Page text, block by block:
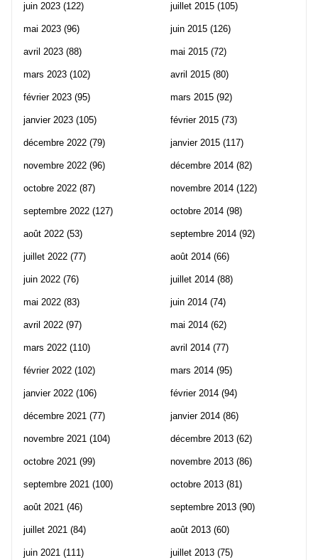
juin 2023 (122)
mai 2023 (96)
avril 2023 (88)
mars 2023 (102)
février 2023 (95)
janvier 2023 (105)
décembre 2022 (79)
novembre 2022 (96)
octobre 2022 (87)
septembre 2022 (127)
août 2022 (53)
juillet 2022 (77)
juin 2022 (76)
mai 2022 (83)
avril 2022 (97)
mars 2022 (110)
février 2022 (102)
janvier 2022 (106)
décembre 2021 (77)
novembre 2021 (104)
octobre 2021 (99)
septembre 2021 (100)
août 2021 (46)
juillet 2021 (84)
juin 2021 (111)
juillet 2015 (105)
juin 2015 (126)
mai 2015 (72)
avril 2015 (80)
mars 2015 (92)
février 2015 (73)
janvier 2015 (117)
décembre 2014 (82)
novembre 2014 (122)
octobre 2014 (98)
septembre 2014 (92)
août 2014 (66)
juillet 2014 (88)
juin 2014 (74)
mai 2014 (62)
avril 2014 (77)
mars 2014 (95)
février 2014 (94)
janvier 2014 (86)
décembre 2013 (62)
novembre 2013 (86)
octobre 2013 (81)
septembre 2013 (90)
août 2013 (60)
juillet 2013 (75)